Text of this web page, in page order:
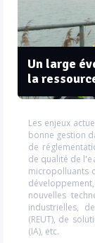
Un large
la
Les enjeux
bonne gestion
de
de qualité de
micropolluants
nouvelles
industrielles,
(REUT), de
(IA), etc.